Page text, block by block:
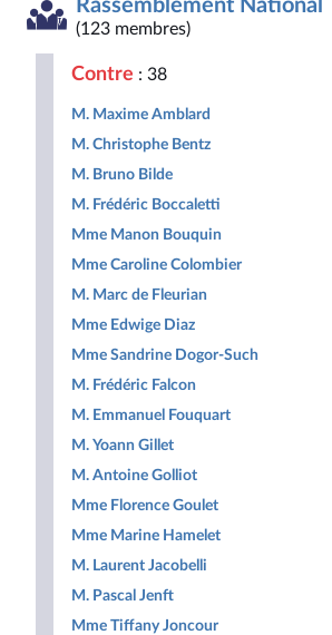
Nouveau
Front
Démocrate
Républicaine
non
Rassemblement National
(123 membres)
Contre : 38
M. Maxime Amblard
M. Christophe Bentz
M. Bruno Bilde
M. Frédéric Boccaletti
Mme Manon Bouquin
Mme Caroline Colombier
M. Marc de Fleurian
Mme Edwige Diaz
Mme Sandrine Dogor-Such
M. Frédéric Falcon
M. Emmanuel Fouquart
M. Yoann Gillet
M. Antoine Golliot
Mme Florence Goulet
Mme Marine Hamelet
M. Laurent Jacobelli
M. Pascal Jenft
Mme Tiffany Joncour